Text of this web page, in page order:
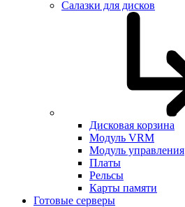
Салазки для дисков
Дисковая корзина
Модуль VRM
Модуль управления
Платы
Рельсы
Карты памяти
Готовые серверы